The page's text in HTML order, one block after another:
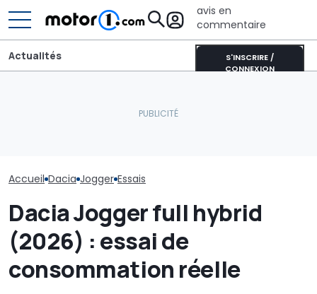
avis en
commentaire
S'INSCRIRE /
CONNEXION
Actualités
Accueil Dacia Jogger Essais
Dacia Jogger full hybrid
(2026) : essai de
consommation réelle